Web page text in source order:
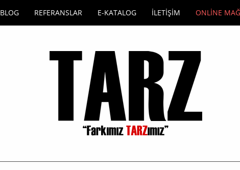
BLOG REFERANSLAR E-KATALOG İLETİŞİM ONLİNE